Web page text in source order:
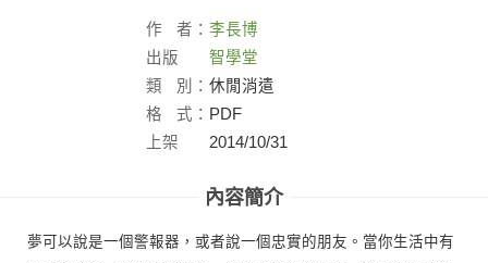
作 者： 李長博
出版
社：
智學堂
類
別： 休閒消遣
格
式： PDF
上架
2014/10/31
內容簡介
夢可以說是一個警報器，或者說一個忠實的朋友。當你生活中有